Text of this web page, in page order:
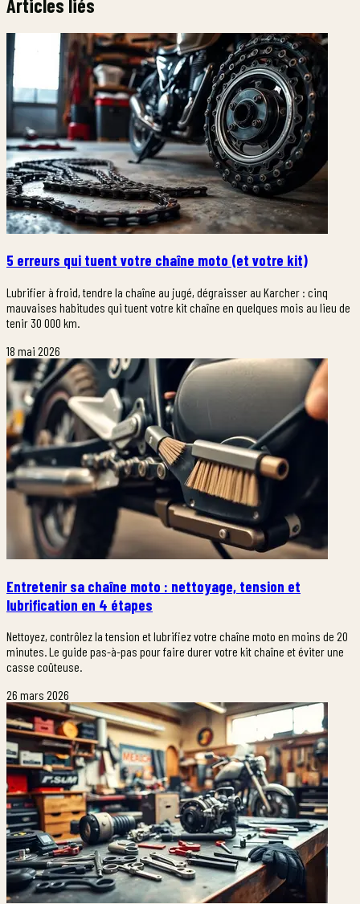
Articles liés
5 erreurs qui tuent votre chaîne moto (et votre kit)
Lubrifier à froid, tendre la chaîne au jugé, dégraisser au Karcher : cinq
mauvaises habitudes qui tuent votre kit chaîne en quelques mois au lieu de
tenir 30 000 km.
18 mai 2026
Entretenir sa chaîne moto : nettoyage, tension et
lubrification en 4 étapes
Nettoyez, contrôlez la tension et lubrifiez votre chaîne moto en moins de 20
minutes. Le guide pas-à-pas pour faire durer votre kit chaîne et éviter une
casse coûteuse.
26 mars 2026